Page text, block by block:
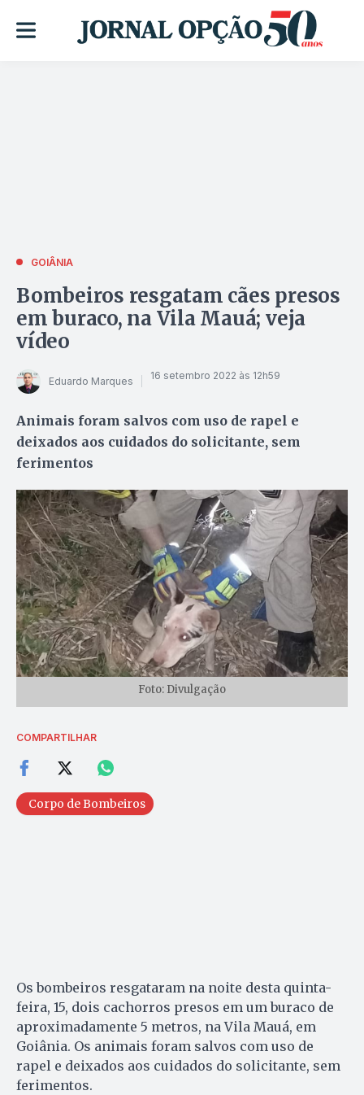
GOIÂNIA
Bombeiros resgatam cães presos
em buraco, na Vila Mauá; veja
vídeo
Eduardo Marques 16 setembro 2022 às 12h59
Animais foram salvos com uso de rapel e
deixados aos cuidados do solicitante, sem
ferimentos
Foto: Divulgação
COMPARTILHAR
Corpo de Bombeiros
Os bombeiros resgataram na noite desta quinta-
feira, 15, dois cachorros presos em um buraco de
aproximadamente 5 metros, na Vila Mauá, em
Goiânia. Os animais foram salvos com uso de
rapel e deixados aos cuidados do solicitante, sem
ferimentos.